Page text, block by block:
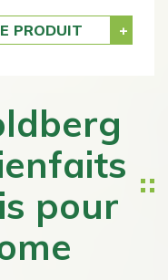
pour